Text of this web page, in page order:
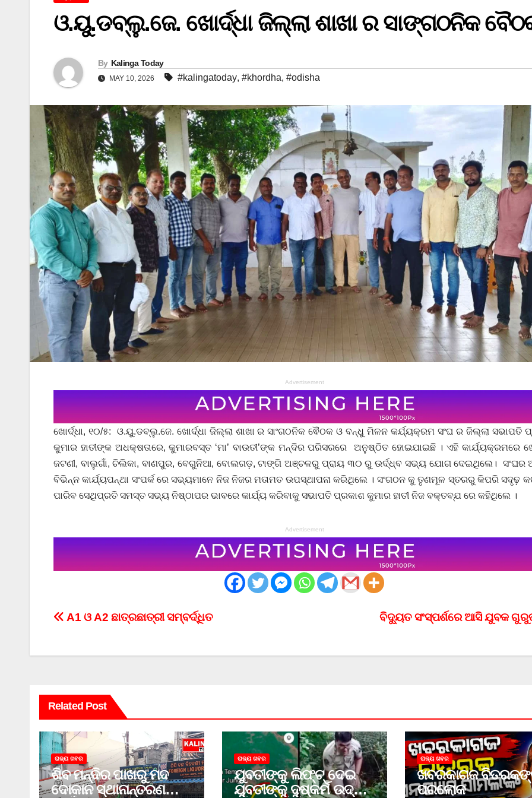
ଓ.ୟୁ.ଡବ୍ଲୁ.ଜେ. ଖୋର୍ଦ୍ଧା ଜିଲ୍ଲା ଶାଖା ର ସାଙ୍ଗଠନିକ
By Kalinga Today
MAY 10, 2026 #kalingatoday, #khordha, #odisha
Advertisement
ଖୋର୍ଦ୍ଧା, ୧୦/୫: ଓ.ୟୁ.ଡବ୍ଲୁ.ଜେ. ଖୋର୍ଦ୍ଧା ଜିଲ୍ଲା ଶାଖା ର ସାଂଗଠନିକ ଵୈଠକ ଓ ବନ୍ଧୁ ମିଳନ କର୍ଯ୍ୟକ୍ରମ ସଂଘ ର ଜିଲ୍ଲା ସଭାପତି
କୁମାର ହାତୀଙ୍କ ଅଧକ୍ଷତାରେ, କୁମାରବସ୍ତ ‘ମା’ ବାଉତୀ’ଙ୍କ ମନ୍ଦିର ପରିସରରେ ଅନୁଷ୍ଠିତ ହୋଇଯାଇଛି । ଏହି କାର୍ଯ୍ୟକ୍ରମରେ
ଜଟଣୀ, ବାଲୁଗାଁ, ଚିଲିକା, ବାଣପୁର, ବେଗୁନିଆ, ବୋଲଗଡ଼, ଟାଙ୍ଗି ଅଞ୍ଚଳରୁ ପ୍ରାୟ ୩୦ ରୁ ଉର୍ଦ୍ଧ୍ବ ସଭ୍ୟ ଯୋଗ ଦେଇଥିଲେ। ସଂଘର
ବିଭିନ୍ନ କାର୍ଯ୍ୟପନ୍ଥା ସଂପର୍କ ରେ ସଭ୍ୟମାନେ ନିଜ ନିଜର ମତାମତ ଉପସ୍ଥାପନା କରିଥିଲେ । ସଂଗଠନ କୁ ତୃଣମୂଳ ସ୍ତରରୁ କିପରି ସଦୃଢ଼
ପାରିବ ସେଥିପ୍ରତି ସମସ୍ତ ସଭ୍ୟ ନିଷ୍ଠାପର ଭାବରେ କାର୍ଯ୍ୟ କରିବାକୁ ସଭାପତି ପ୍ରକାଶ କୁମାର ହାତୀ ନିଜ ବକ୍ତବ୍ଯ ରେ କହିଥିଲେ ।
Advertisement
Post
ବିଦ୍ୟୁତ ସଂସ୍ପର୍ଶରେ ଆସି ଯୁବକ
A1 ଓ A2 ଛାତ୍ରଛାତ୍ରୀ ସମ୍ବର୍ଦ୍ଧିତ
Related Post
ରାଜ୍ୟ ଖବର
ଶିବ ମନ୍ଦିର ପାଖରୁ ମଦ
ଦୋକାନ ସ୍ଥାନାନ୍ତରଣ
ରାଜ୍ୟ ଖବର
ଯୁବତୀଙ୍କୁ ଲିଫ୍‌ଟ୍‌ ଦେଇ
ଯୁବତୀଙ୍କୁ ଦୁଷ୍କର୍ମ ଉଦ୍ୟମ
ରାଜ୍ୟ ଖବର
ଖବରକାଗଜ
ପରଲୋକ